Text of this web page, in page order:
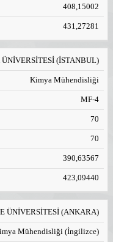
408,15002
431,27281
(İSTANBUL)
Kimya Mühendisliği
MF-4
70
70
390,63567
423,09440
ÜNİVERSİTESİ (ANKARA)
Mühendisliği (İngilizce)